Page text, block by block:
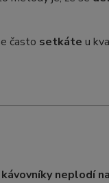
často setkáte u
kávovníky neplodí